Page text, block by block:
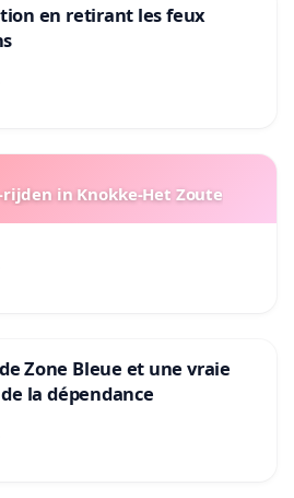
en retirant les feux
rijden in Knokke-Het Zoute
Zone Bleue et une vraie
la dépendance